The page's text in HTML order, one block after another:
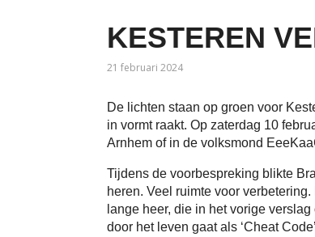
KESTEREN
21 februari 2024
De lichten staan op groen voor
in vormt raakt. Op zaterdag 10
Arnhem of in de volksmond
Tijdens de voorbespreking blikte
heren. Veel ruimte voor
lange heer, die in het vorige
door het leven gaat als ‘Cheat